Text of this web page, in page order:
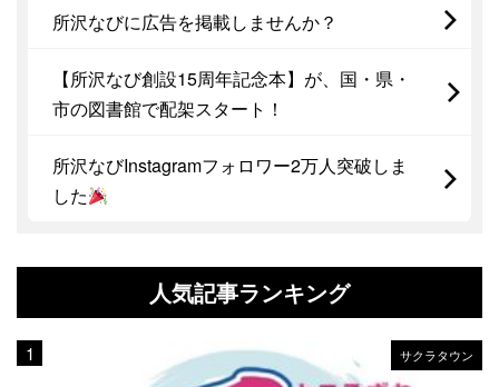
所沢なびに広告を掲載しませんか？
【所沢なび創設15周年記念本】が、国・県・
市の図書館で配架スタート！
所沢なびInstagramフォロワー2万人突破しま
した
人気記事ランキング
サクラタウン